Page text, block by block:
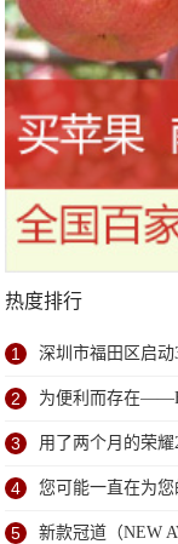
热度排行
1 深圳市福田区启
2 为便利而存在
3 用了两个月的荣
4 您可能一直在为
5 新款冠道（NEW